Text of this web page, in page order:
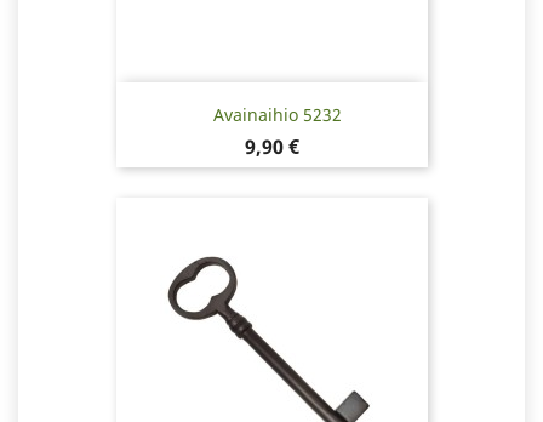
Avainaihio 5232
Hinta
9,90 €